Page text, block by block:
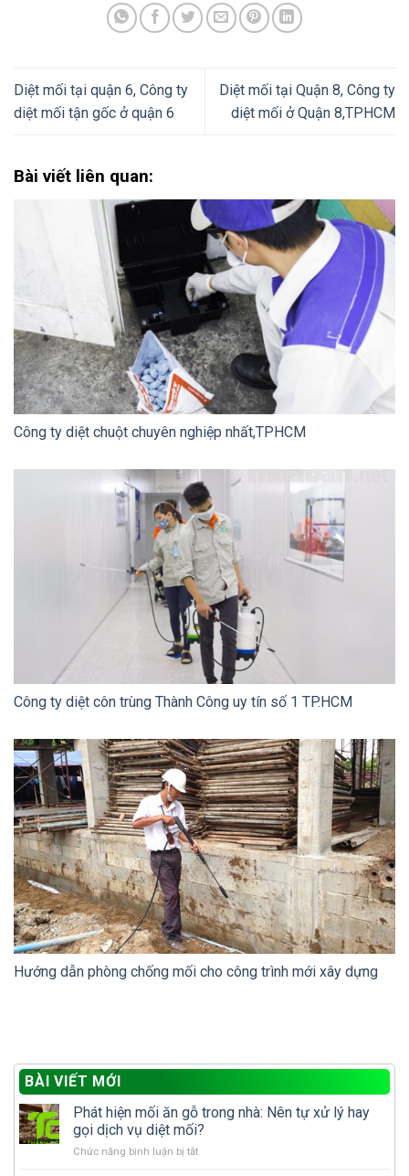
Diệt mối tại quận 6, Công ty
diệt mối tận gốc ở quận 6
Diệt mối tại Quận 8, Công ty
diệt mối ở Quận 8,TPHCM
Bài viết liên quan:
Công ty diệt chuột chuyên nghiệp nhất,TPHCM
Công ty diệt côn trùng Thành Công uy tín số 1 TP.HCM
Hướng dẫn phòng chống mối cho công trình mới xây dựng
BÀI VIẾT MỚI
Phát hiện mối ăn gỗ trong nhà: Nên tự xử lý hay
gọi dịch vụ diệt mối?
Chức năng bình luận bị tắtở